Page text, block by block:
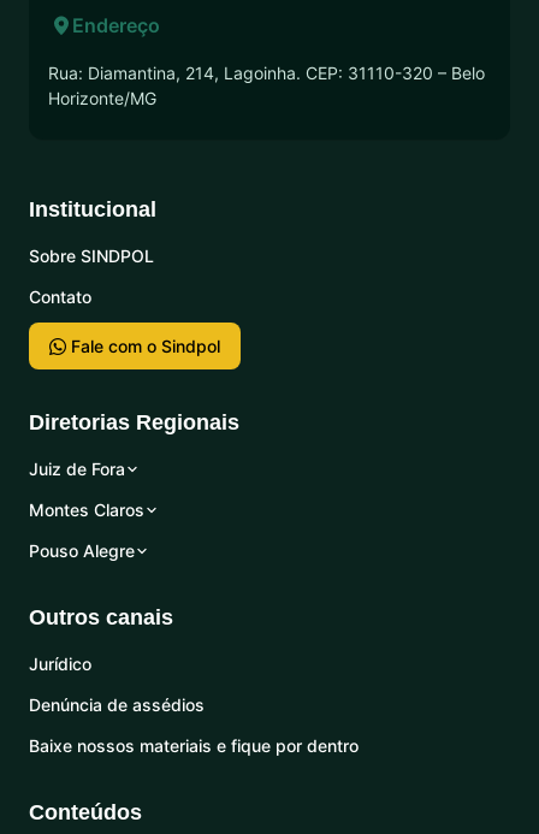
Endereço
Rua: Diamantina, 214, Lagoinha. CEP: 31110-320 – Belo
Horizonte/MG
Institucional
Sobre SINDPOL
Contato
Fale com o Sindpol
Diretorias Regionais
Juiz de Fora
Montes Claros
Pouso Alegre
Outros canais
Jurídico
Denúncia de assédios
Baixe nossos materiais e fique por dentro
Conteúdos